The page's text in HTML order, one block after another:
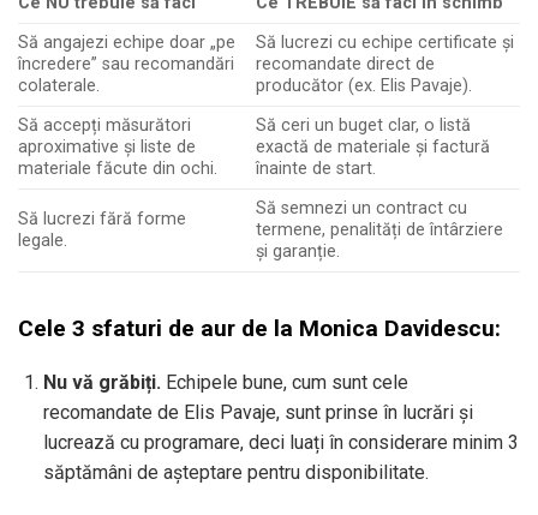
Să angajezi echipe doar „pe
încredere” sau recomandări
colaterale.
Să lucrezi cu echipe certificate și
recomandate direct de
producător (ex. Elis Pavaje).
Să accepți măsurători
aproximative și liste de
materiale făcute din ochi.
Să ceri un buget clar, o listă
exactă de materiale și factură
înainte de start.
Să lucrezi fără forme
legale.
Să semnezi un contract cu
termene, penalități de întârziere
și garanție.
Cele 3 sfaturi de aur de la Monica Davidescu:
Nu vă grăbiți.Echipele bune, cum sunt cele
recomandate de Elis Pavaje, sunt prinse în lucrări și
lucrează cu programare, deci luați în considerare minim 3
săptămâni de așteptare pentru disponibilitate.